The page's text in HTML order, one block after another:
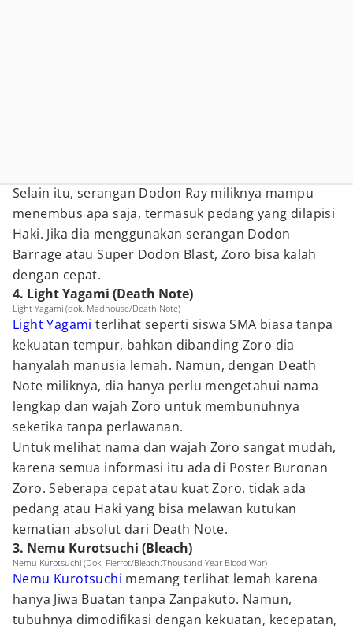
Selain itu, serangan Dodon Ray miliknya mampu
menembus apa saja, termasuk pedang yang dilapisi
Haki. Jika dia menggunakan serangan Dodon
Barrage atau Super Dodon Blast, Zoro bisa kalah
dengan cepat.
4. Light Yagami (Death Note)
Light Yagami (dok. Madhouse/Death Note)
Light Yagamiterlihat seperti siswa SMA biasa tanpa
kekuatan tempur, bahkan dibanding Zoro dia
hanyalah manusia lemah. Namun, dengan Death
Note miliknya, dia hanya perlu mengetahui nama
lengkap dan wajah Zoro untuk membunuhnya
seketika tanpa perlawanan.
Untuk melihat nama dan wajah Zoro sangat mudah,
karena semua informasi itu ada di Poster Buronan
Zoro. Seberapa cepat atau kuat Zoro, tidak ada
pedang atau Haki yang bisa melawan kutukan
kematian absolut dari Death Note.
3. Nemu Kurotsuchi (Bleach)
Nemu Kurotsuchi (Dok. Pierrot/Bleach:Thousand Year Blood War)
Nemu Kurotsuchi memang terlihat lemah karena
hanya Jiwa Buatan tanpa Zanpakuto. Namun,
tubuhnya dimodifikasi dengan kekuatan, kecepatan,